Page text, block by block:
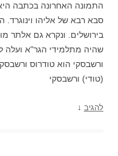
התמונה האחרונה בכתבה
סבא רבא של אליהו
בירושלים. ונקרא גם אלתר
ורשבסקי הוא טודרוס
(טודי) ורשבסקי
להגיב ↓